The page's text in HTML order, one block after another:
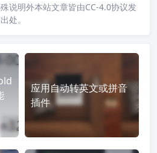
说明外本站文章皆由CC-4.0协议发
处。
应用自动转英文或拼音
插件